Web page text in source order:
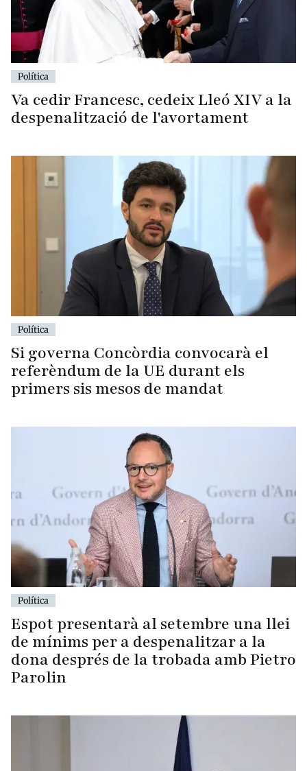
Política
Va cedir Francesc, cedeix Lleó XIV a la
despenalització de l'avortament
Política
Si governa Concòrdia convocarà el
referèndum de la UE durant els
primers sis mesos de mandat
Política
Espot presentarà al setembre una llei
de mínims per a despenalitzar a la
dona després de la trobada amb Pietro
Parolin